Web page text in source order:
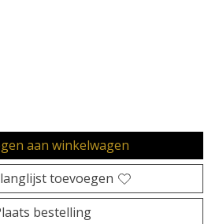
product is
aan winkelwagen
toevoegen
bestelling